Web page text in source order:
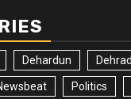
Dehardun
Politics